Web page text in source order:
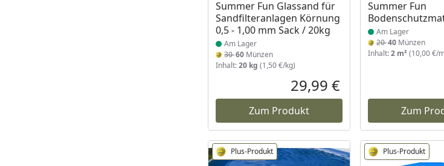
Summer Fun Glassand für
Sandfilteranlagen Körnung
0,5 - 1,00 mm Sack / 20kg
Produkt am Lager
Am Lager
3060 Münzen
Inhalt:20 kg (1,50 €/kg)
Aktueller Preis
29,99 €
Zum Produkt
Summer Fun
Produkt am Lager
Am Lager
2040 Münzen
Inhalt:2 m² (10,00 €/
Zum
Plus-Produkt Plus-Produkt